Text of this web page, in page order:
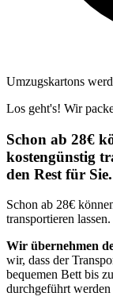
Umzugskartons
Los geht's! Wir
Schon ab 28€
kostengünstig
den Rest für Sie.
Schon ab 28€
transportieren lassen.
Wir übernehmen
wir, dass der
bequemen Bett bis
durchgeführt werden